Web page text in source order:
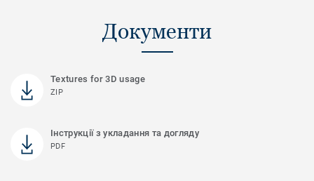
Документи
Textures for 3D usage
ZIP
Інструкції з укладання та догляду
PDF